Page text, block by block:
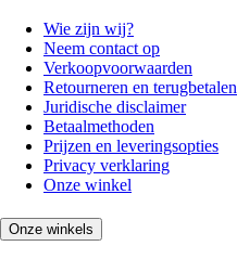
Wie zijn wij?
Neem contact op
Verkoopvoorwaarden
Retourneren en terugbetalen
Juridische disclaimer
Betaalmethoden
Prijzen en leveringsopties
Privacy verklaring
Onze winkel
Onze winkels